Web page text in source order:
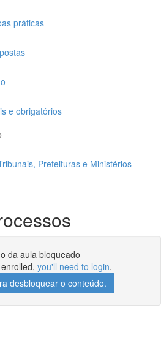
práticas
e obrigatórios
Prefeituras e Ministérios
da aula bloqueado
you'll need to login.
desbloquear o conteúdo.